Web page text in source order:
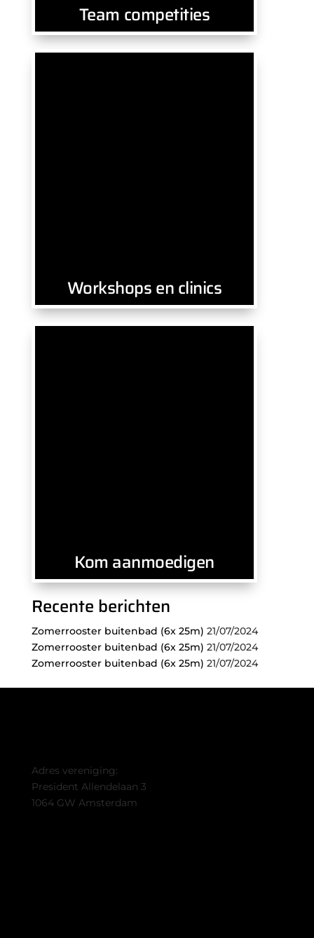
Team competities
Workshops en clinics
Kom aanmoedigen
Recente berichten
Zomerrooster buitenbad (6x 25m) 21/07/2024
Zomerrooster buitenbad (6x 25m) 21/07/2024
Zomerrooster buitenbad (6x 25m) 21/07/2024
Adres vereniging:
President Allendelaan 3
1064 GW Amsterdam